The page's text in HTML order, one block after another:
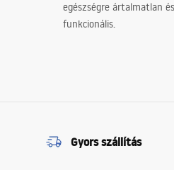
egészségre ártalmatlan
funkcionális.
Gyors szállítás